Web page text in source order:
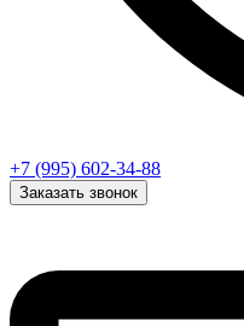
+7 (995) 602-34-88
Заказать звонок